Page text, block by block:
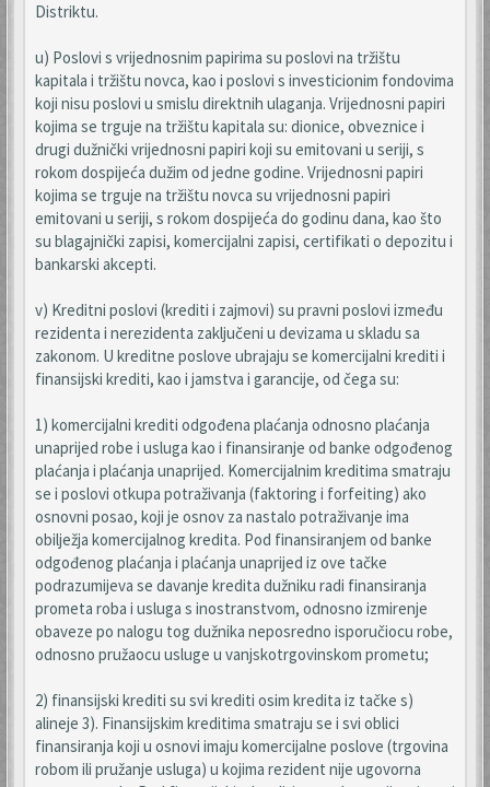
Distriktu.
u) Poslovi s vrijednosnim papirima su poslovi na tržištu
kapitala i tržištu novca, kao i poslovi s investicionim fondovima
koji nisu poslovi u smislu direktnih ulaganja. Vrijednosni papiri
kojima se trguje na tržištu kapitala su: dionice, obveznice i
drugi dužnički vrijednosni papiri koji su emitovani u seriji, s
rokom dospijeća dužim od jedne godine. Vrijednosni papiri
kojima se trguje na tržištu novca su vrijednosni papiri
emitovani u seriji, s rokom dospijeća do godinu dana, kao što
su blagajnički zapisi, komercijalni zapisi, certifikati o depozitu i
bankarski akcepti.
v) Kreditni poslovi (krediti i zajmovi) su pravni poslovi između
rezidenta i nerezidenta zaključeni u devizama u skladu sa
zakonom. U kreditne poslove ubrajaju se komercijalni krediti i
finansijski krediti, kao i jamstva i garancije, od čega su:
1) komercijalni krediti odgođena plaćanja odnosno plaćanja
unaprijed robe i usluga kao i finansiranje od banke odgođenog
plaćanja i plaćanja unaprijed. Komercijalnim kreditima smatraju
se i poslovi otkupa potraživanja (faktoring i forfeiting) ako
osnovni posao, koji je osnov za nastalo potraživanje ima
obilježja komercijalnog kredita. Pod finansiranjem od banke
odgođenog plaćanja i plaćanja unaprijed iz ove tačke
podrazumijeva se davanje kredita dužniku radi finansiranja
prometa roba i usluga s inostranstvom, odnosno izmirenje
obaveze po nalogu tog dužnika neposredno isporučiocu robe,
odnosno pružaocu usluge u vanjskotrgovinskom prometu;
2) finansijski krediti su svi krediti osim kredita iz tačke s)
alineje 3). Finansijskim kreditima smatraju se i svi oblici
finansiranja koji u osnovi imaju komercijalne poslove (trgovina
robom ili pružanje usluga) u kojima rezident nije ugovorna